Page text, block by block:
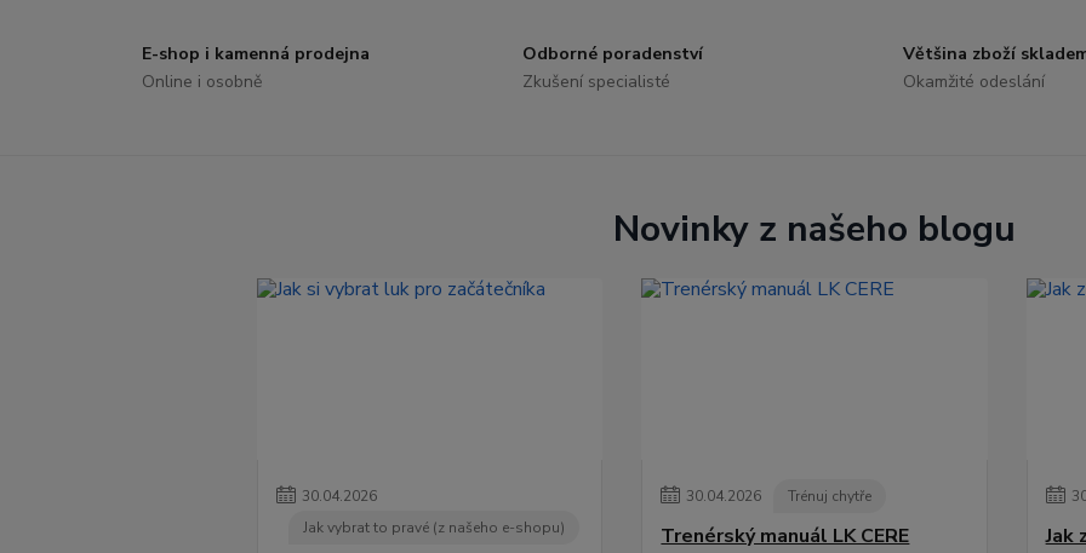
E-shop i kamenná prodejna
Online i osobně
Odborné poradenství
Zkušení specialisté
Většina zboží
Okamžité odeslání
Novinky z našeho blogu
30.04.2026
Jak vybrat to pravé (z našeho e-shopu)
30.04.2026 Trénuj chytře
Trenérský manuál LK CERE Jak